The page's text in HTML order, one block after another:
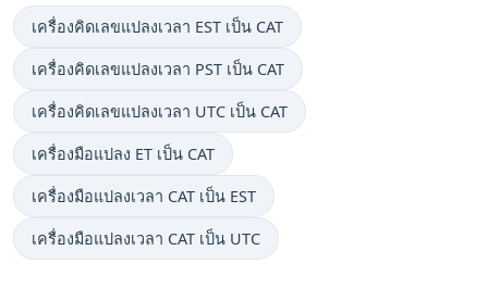
เครื่องคิดเลขแปลงเวลา EST เป็น CAT
เครื่องคิดเลขแปลงเวลา PST เป็น CAT
เครื่องคิดเลขแปลงเวลา UTC เป็น CAT
เครื่องมือแปลง ET เป็น CAT
เครื่องมือแปลงเวลา CAT เป็น EST
เครื่องมือแปลงเวลา CAT เป็น UTC